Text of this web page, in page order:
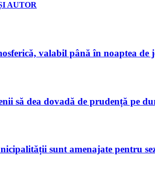
AUTOR
valabil până în noaptea de
să dea dovadă de prudență pe
sunt amenajate pentru